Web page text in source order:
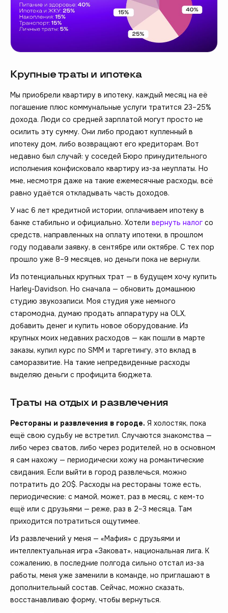
Крупные траты и ипотека
Мы приобрели квартиру в ипотеку, каждый месяц на её
погашение плюс коммунальные услуги тратится 23–25%
дохода. Люди со средней зарплатой могут просто не
осилить эту сумму. Они либо продают купленный в
ипотеку дом, либо возвращают его кредиторам. Вот
недавно был случай: у соседей Бюро принудительного
исполнения конфисковало квартиру из-за неуплаты. Но
мне, несмотря даже на такие ежемесячные расходы, всё
равно удаётся откладывать часть доходов.
У нас 6 лет кредитной истории, оплачиваем ипотеку в
банке стабильно и официально. Хотели вернуть налог со
средств, направленных на оплату ипотеки, в прошлом
году подавали заявку, в сентябре или октябре. С тех пор
прошло уже 8–9 месяцев, но деньги пока не вернули.
Из потенциальных крупных трат — в будущем хочу купить
Harley-Davidson. Но сначала — обновить домашнюю
студию звукозаписи. Моя студия уже немного
старомодна, думаю продать аппаратуру на OLX,
добавить денег и купить новое оборудование. Из
крупных моих недавних расходов — как пошли в марте
заказы, купил курс по SMM и таргетингу, это вклад в
саморазвитие. На такие непредвиденные расходы
выделяю деньги с профицита бюджета.
Траты на отдых и развлечения
Рестораны и развлечения в городе. Я холостяк, пока
ещё свою судьбу не встретил. Случаются знакомства —
либо через сватов, либо через родителей, но в основном
я сам нахожу — периодически хожу на романтические
свидания. Если выйти в город развлечься, можно
потратить до 20$. Расходы на рестораны тоже есть,
периодические: с мамой, может, раз в месяц, с кем-то
ещё или с друзьями — реже, раз в 2–3 месяца. Там
приходится потратиться ощутимее.
Из развлечений у меня — «Мафия» с друзьями и
интеллектуальная игра «Заковат», национальная лига. К
сожалению, в последние полгода сильно отстал из-за
работы, меня уже заменили в команде, но приглашают в
дополнительный состав. Сейчас, можно сказать,
восстанавливаю форму, чтобы вернуться.